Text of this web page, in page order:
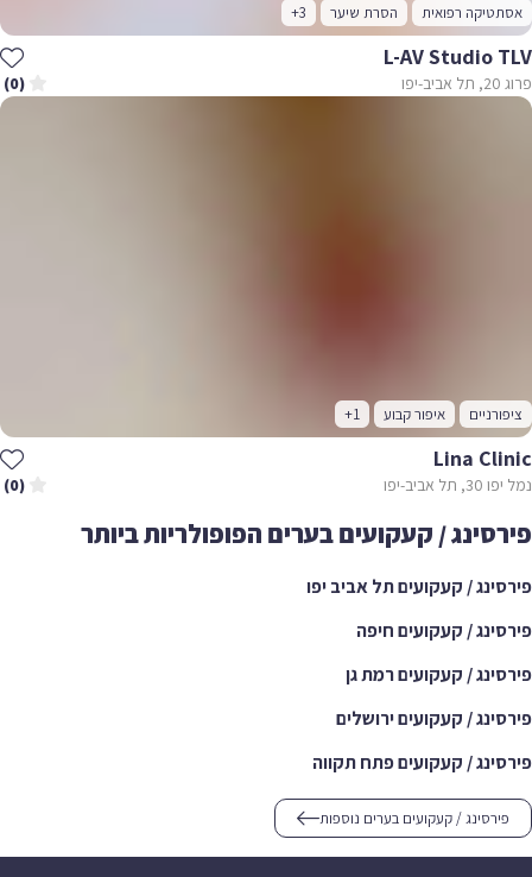
אסתטיקה רפואית הסרת שיער +3
L-AV Studio TLV
פרוג 20, תל אביב-יפו (0)
ציפורניים איפור קבוע +1
Lina Clinic
נמל יפו 30, תל אביב-יפו (0)
פירסינג / קעקועים בערים הפופולריות ביותר
פירסינג / קעקועים תל אביב יפו
פירסינג / קעקועים חיפה
פירסינג / קעקועים רמת גן
פירסינג / קעקועים ירושלים
פירסינג / קעקועים פתח תקווה
פירסינג / קעקועים בערים נוספות